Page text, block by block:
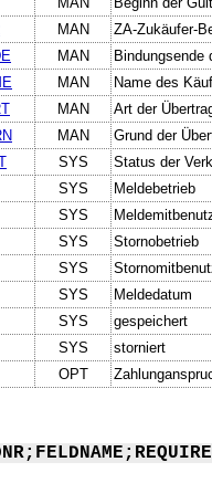
MAN
ZA-Zukäufer-
MAN
Bindungsende
MAN
Name des
MAN
Art der
MAN
Grund der
SYS
Status der
SYS
Meldebetrieb
SYS
SYS
Stornobetrieb
SYS
SYS
Meldedatum
SYS
gespeichert
SYS
storniert
OPT